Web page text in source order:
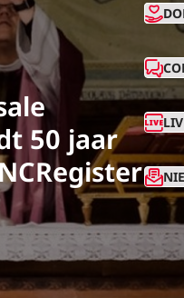
50 jaar